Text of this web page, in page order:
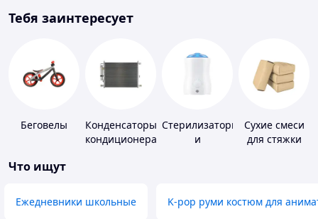
Тебя заинтересует
Беговелы
Конденсаторы
кондиционера
Стерилизаторы
и
Сухие смеси
для стяжки
Что ищут
Ежедневники школьные K-pop руми костюм для